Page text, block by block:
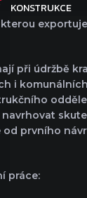
KONSTRUKCE
při údržbě
i
od prvního
práce: